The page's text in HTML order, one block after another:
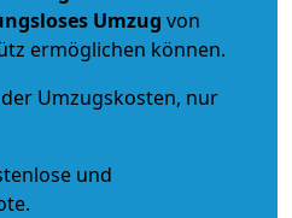
Umzug von
ermöglichen können.
der Umzugskosten, nur
und